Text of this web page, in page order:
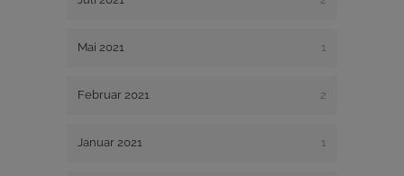
Mai 2021 1
Februar 2021 2
Januar 2021 1